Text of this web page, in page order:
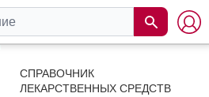
СПРАВОЧНИК
ЛЕКАРСТВЕННЫХ СРЕДСТВ